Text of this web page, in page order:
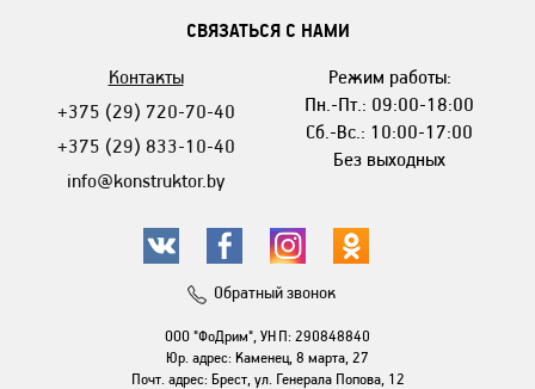
СВЯЗАТЬСЯ С НАМИ
Контакты
+375 (29) 720-70-40
+375 (29) 833-10-40
info@konstruktor.by
Режим работы:
Пн.-Пт.: 09:00-18:00
Сб.-Вс.: 10:00-17:00
Без выходных
Обратный звонок
ООО "ФоДрим", УНП: 290848840
Юр. адрес: Каменец, 8 марта, 27
Почт. адрес: Брест, ул. Генерала Попова, 12